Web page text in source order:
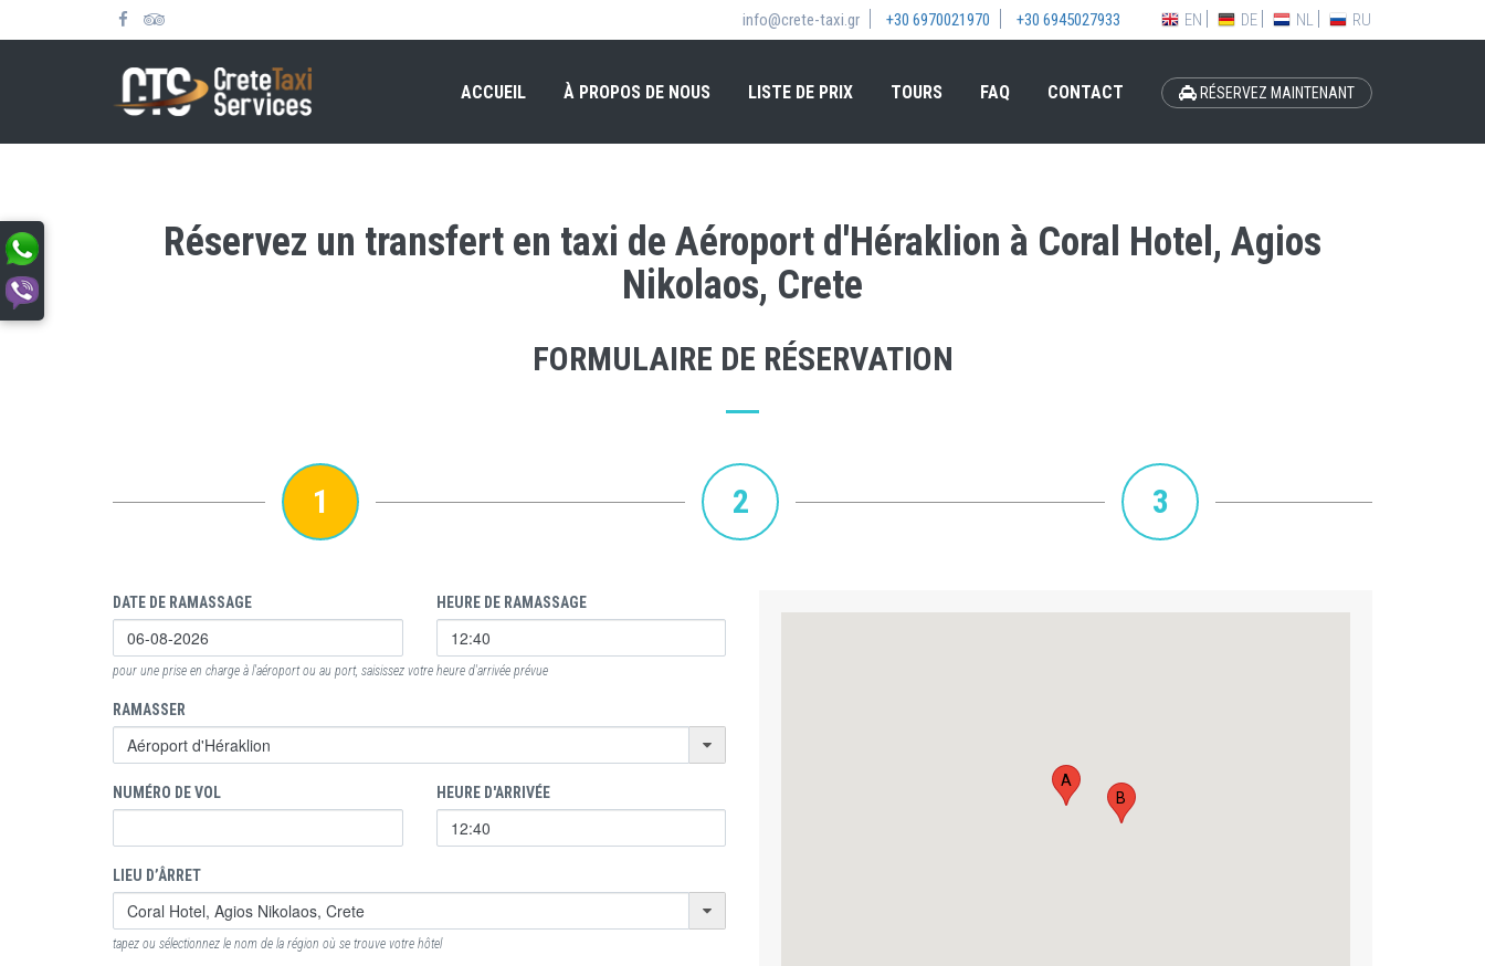
info@crete-taxi.gr +30 6970021970 +30 6945027933 EN DE NL RU
ACCUEIL À PROPOS DE NOUS LISTE DE PRIX TOURS FAQ CONTACT RÉSERVEZ MAINTENANT
Réservez un transfert en taxi de Aéroport d'Héraklion à Coral Hotel, Agios
Nikolaos, Crete
FORMULAIRE DE RÉSERVATION
1 2 3
DATE DE RAMASSAGE HEURE DE RAMASSAGE
pour une prise en charge à l'aéroport ou au port, saisissez votre heure d'arrivée prévue
RAMASSER
NUMÉRO DE VOL HEURE D'ARRIVÉE
LIEU D’ÂRRET
tapez ou sélectionnez le nom de la région où se trouve votre hôtel
A
B